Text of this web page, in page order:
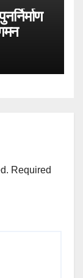
Required